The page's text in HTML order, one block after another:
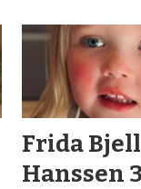
Frida
Hanssen